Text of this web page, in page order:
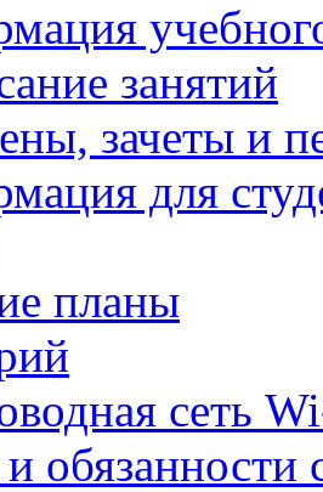
занятий
зачеты и
для
планы
сеть
обязанности